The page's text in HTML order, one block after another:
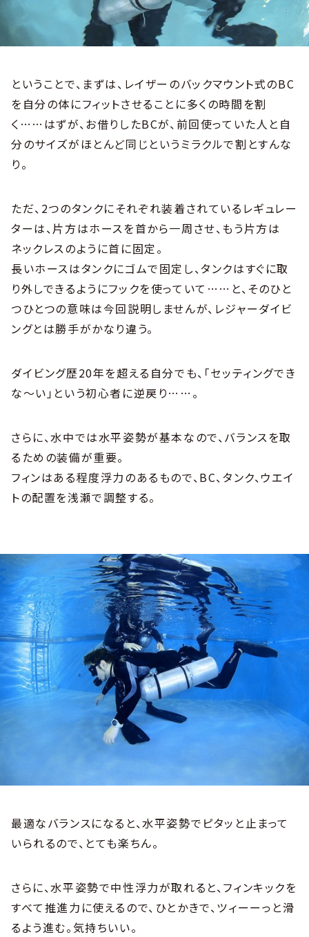
ということで、まずは、レイザーのバックマウント式のBC
を自分の体にフィットさせることに多くの時間を割
く……はずが、お借りしたBCが、前回使っていた人と自
分のサイズがほとんど同じというミラクルで割とすんな
り。
ただ、2つのタンクにそれぞれ装着されているレギュレー
ターは、片方はホースを首から一周させ、もう片方は
ネックレスのように首に固定。
長いホースはタンクにゴムで固定し、タンクはすぐに取
り外しできるようにフックを使っていて……と、そのひと
つひとつの意味は今回説明しませんが、レジャーダイビ
ングとは勝手がかなり違う。
ダイビング歴20年を超える自分でも、「セッティングでき
な～い」という初心者に逆戻り……。
さらに、水中では水平姿勢が基本なので、バランスを取
るための装備が重要。
フィンはある程度浮力のあるもので、BC、タンク、ウエイ
トの配置を浅瀬で調整する。
最適なバランスになると、水平姿勢でピタッと止まって
いられるので、とても楽ちん。
さらに、水平姿勢で中性浮力が取れると、フィンキックを
すべて推進力に使えるので、ひとかきで、ツィーーっと滑
るよう進む。気持ちいい。